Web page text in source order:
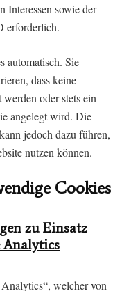
Interessen sowie der
erforderlich.
automatisch. Sie
dass keine
oder stets ein
angelegt wird. Die
jedoch dazu führen,
nutzen können.
Cookies
zu Einsatz
Analytics
welcher von